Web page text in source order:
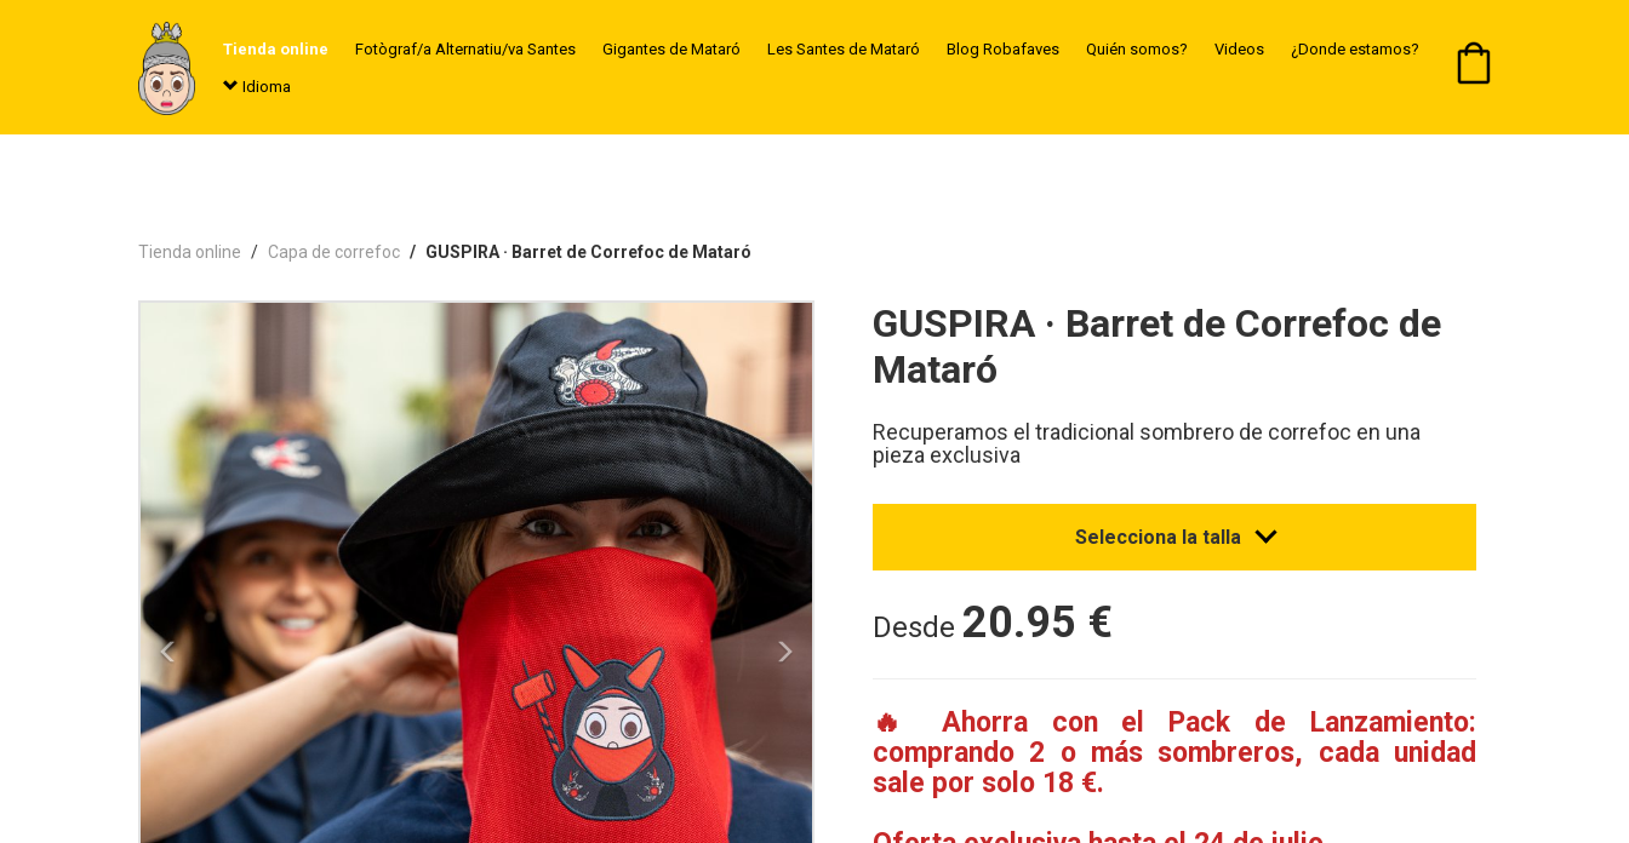
Tienda online Fotògraf/a Alternatiu/va Santes Gigantes de Mataró Les Santes de Mataró Blog Robafaves Quién somos? Videos ¿Donde estamos?
Idioma
Tienda online Capa de correfoc GUSPIRA · Barret de Correfoc de Mataró
Previous
GUSPIRA · Barret de Correfoc de
Mataró
Recuperamos el tradicional sombrero de correfoc en una
pieza exclusiva
Selecciona la talla
Desde 20.95 €
🔥 Ahorra con el Pack de Lanzamiento:
comprando 2 o más sombreros, cada unidad
sale por solo 18 €.